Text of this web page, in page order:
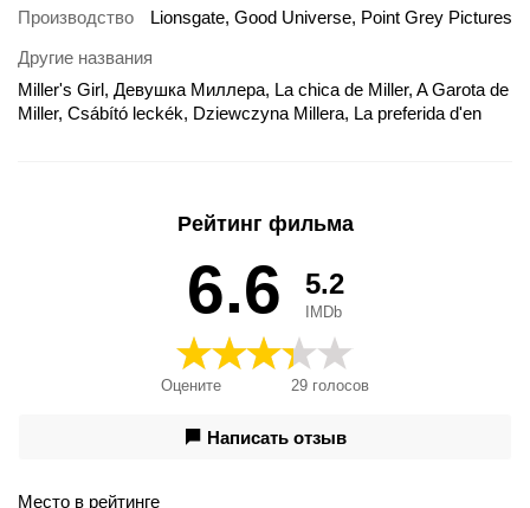
Производство
Lionsgate, Good Universe, Point Grey Pictures
Другие названия
Miller's Girl, Девушка Миллера, La chica de Miller, A Garota de
Miller, Csábító leckék, Dziewczyna Millera, La preferida d'en
Милър, Фаворитка Міллера, ミラーズ・ガール, 師情化慾, 米
Рейтинг фильма
6.6
Оцените 29 голосов
5.2
IMDb
Написать отзыв
Место в рейтинге